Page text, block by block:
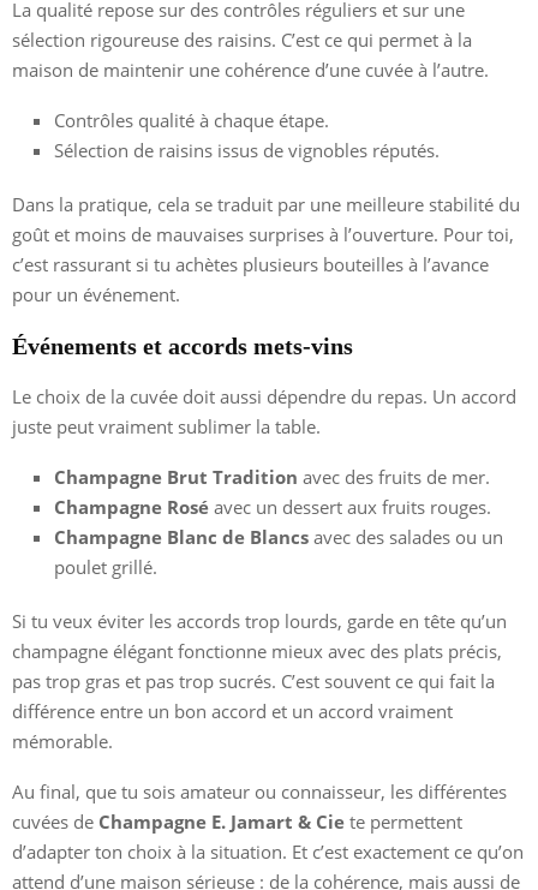
La qualité repose sur des contrôles réguliers et sur une
sélection rigoureuse des raisins. C’est ce qui permet à la
maison de maintenir une cohérence d’une cuvée à l’autre.
Contrôles qualité à chaque étape.
Sélection de raisins issus de vignobles réputés.
Dans la pratique, cela se traduit par une meilleure stabilité du
goût et moins de mauvaises surprises à l’ouverture. Pour toi,
c’est rassurant si tu achètes plusieurs bouteilles à l’avance
pour un événement.
Événements et accords mets-vins
Le choix de la cuvée doit aussi dépendre du repas. Un accord
juste peut vraiment sublimer la table.
Champagne Brut Tradition avec des fruits de mer.
Champagne Rosé avec un dessert aux fruits rouges.
Champagne Blanc de Blancs avec des salades ou un
poulet grillé.
Si tu veux éviter les accords trop lourds, garde en tête qu’un
champagne élégant fonctionne mieux avec des plats précis,
pas trop gras et pas trop sucrés. C’est souvent ce qui fait la
différence entre un bon accord et un accord vraiment
mémorable.
Au final, que tu sois amateur ou connaisseur, les différentes
cuvées de Champagne E. Jamart & Cie te permettent
d’adapter ton choix à la situation. Et c’est exactement ce qu’on
attend d’une maison sérieuse : de la cohérence, mais aussi de